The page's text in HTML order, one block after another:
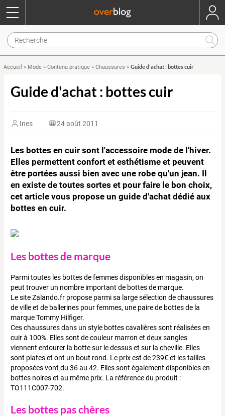
Accueil » Mode » Contenu pratique » Chaussures » Guide d'achat : bottes cuir
Guide d'achat : bottes cuir
Ines 24 août 2011
Les bottes en cuir sont l'accessoire mode de l'hiver.
Elles permettent confort et esthétisme et peuvent
être portées aussi bien avec une robe qu'un jean. Il
en existe de toutes sortes et pour faire le bon choix,
cet article vous propose un guide d'achat dédié aux
bottes en cuir.
Les bottes de marque
Parmi toutes les bottes de femmes disponibles en magasin, on
peut trouver un nombre important de bottes de marque.
Le site Zalando.fr propose parmi sa large sélection de chaussures
de ville et de ballerines pour femmes, une paire de bottes de la
marque Tommy Hilfiger.
Ces chaussures dans un style bottes cavalières sont réalisées en
cuir à 100%. Elles sont de couleur marron et deux sangles
viennent entourer la botte sur le dessus et sur la cheville. Elles
sont plates et ont un bout rond. Le prix est de 239€ et les tailles
proposées vont du 36 au 42. Elles sont également disponibles en
bottes noires et au même prix. La référence du produit :
TO111C007-702.
Les bottes pas chères